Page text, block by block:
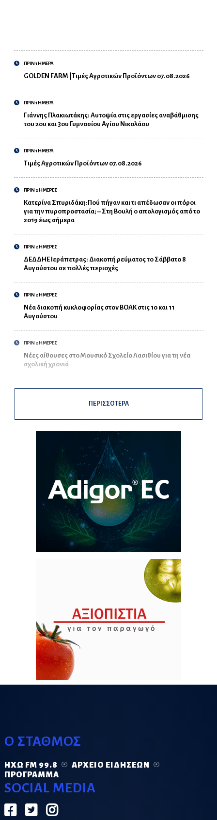
ΠΡΙΝ 1 ΗΜΕΡΑ
GOLDEN FARM |Τιμές Αγροτικών Προϊόντων 07.08.2026
ΠΡΙΝ 1 ΗΜΕΡΑ
Γιάννης Πλακιωτάκης: Αυτοψία στις εργασίες αναβάθμισης
του 2ου και 3ου Γυμνασίου Αγίου Νικολάου
ΠΡΙΝ 1 ΗΜΕΡΑ
Τιμές Αγροτικών Προϊόντων 07.08.2026
ΠΡΙΝ 2 ΗΜΕΡΕΣ
Κατερίνα Σπυριδάκη:Πού πήγαν και τι απέδωσαν οι πόροι
για την πυροπροστασία; – Στη Βουλή ο απολογισμός από το
2019 έως σήμερα
ΠΡΙΝ 2 ΗΜΕΡΕΣ
ΔΕΔΔΗΕ Ιεράπετρας: Διακοπή ρεύματος το Σάββατο 8
Αυγούστου σε πολλές περιοχές
ΠΡΙΝ 2 ΗΜΕΡΕΣ
Νέα διακοπή κυκλοφορίας στον ΒΟΑΚ στις 10 και 11
Αυγούστου
ΠΡΙΝ 2 ΗΜΕΡΕΣ
Νέες αίθουσες στο Μουσικό Σχολείο Λασιθίου για τη νέα
σχολική χρονιά
ΠΕΡΙΣΣΟΤΕΡΑ
Ο ΣΤΑΘΜΟΣ
ΗΧΏ FM 99.8
ΑΡΧΕΊΟ ΕΙΔΉΣΕΩΝ
ΠΡΌΓΡΑΜΜΑ
SOCIAL MEDIA